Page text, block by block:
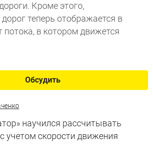
Кроме этого,
теперь отображается в
потока, в котором движется
Обсудить
научился рассчитывать
учетом скорости движения